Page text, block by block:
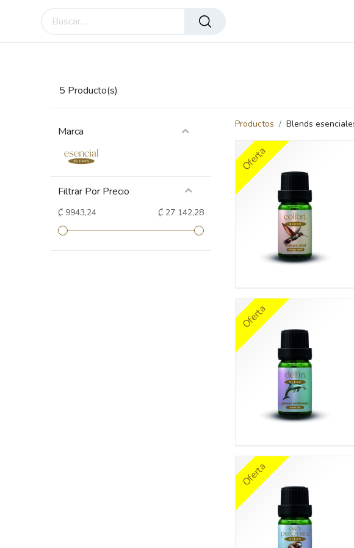
5 Producto(s)
Marca
Filtrar Por Precio
₡ 9943,24 ₡ 27 142,28
Productos Blends
Oferta
Oferta
Oferta
Blends esenciales
Aceites esenciales puros
Aceites base
Promociones